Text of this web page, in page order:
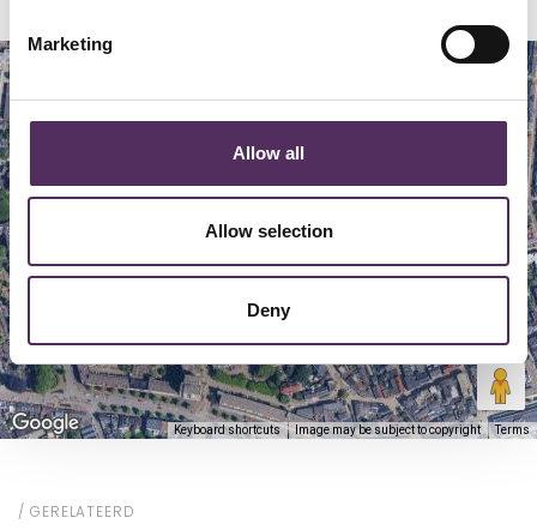
Marketing
Allow all
Allow selection
Deny
Keyboard shortcuts Image may be subject to copyright Terms
GERELATEERD